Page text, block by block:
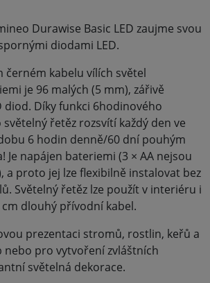
Durawise Basic LED zaujme svou
diodami LED.
černém kabelu vílích světel
je 96 malých (5 mm), zářivě
diod. Díky funkci 6hodinového
řetěz rozsvítí každý den ve
6 hodin denně/60 dní pouhým
Je napájen bateriemi (3 × AA nejsou
a proto jej lze flexibilně instalovat bez
Světelný řetěz lze použít v interiéru i
dlouhý přívodní kabel.
prezentaci stromů, rostlin, keřů a
nebo pro vytvoření zvláštních
světelná dekorace.